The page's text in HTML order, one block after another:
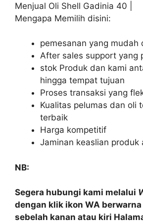
Menjual Oli Shell Gadinia 40 |
Mengapa Memilih disini:
pemesanan yang mudah
After sales support yang
stok Produk dan kami
hingga tempat tujuan
Proses transaksi yang
Kualitas pelumas dan oli
terbaik
Harga kompetitif
Jaminan keaslian produk
NB:
Segera hubungi kami melalui
dengan klik ikon WA
sebelah kanan atau kiri